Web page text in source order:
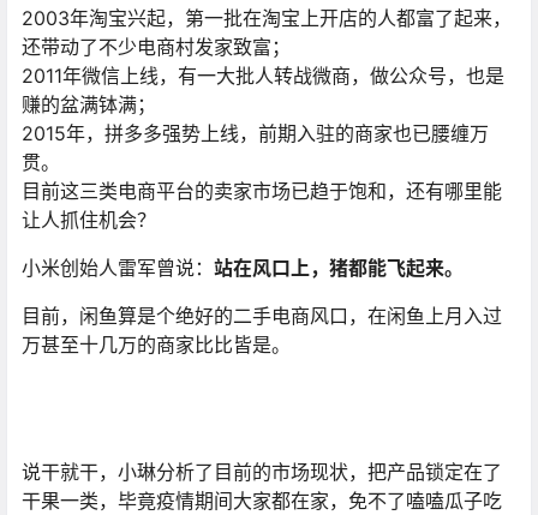
2003年淘宝兴起，第一批在淘宝上开店的人都富了起来，
还带动了不少电商村发家致富；
2011年微信上线，有一大批人转战微商，做公众号，也是
赚的盆满钵满；
2015年，拼多多强势上线，前期入驻的商家也已腰缠万
贯。
目前这三类电商平台的卖家市场已趋于饱和，还有哪里能
让人抓住机会？
小米创始人雷军曾说： 站在风口上，猪都能飞起来。
目前，闲鱼算是个绝好的二手电商风口，在闲鱼上月入过
万甚至十几万的商家比比皆是。
说干就干，小琳分析了目前的市场现状，把产品锁定在了
干果一类，毕竟疫情期间大家都在家，免不了嗑嗑瓜子吃